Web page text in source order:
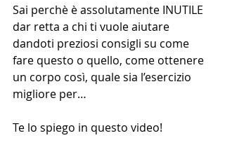
Sai perchè è assolutamente INUTILE
dar retta a chi ti vuole aiutare
dandoti preziosi consigli su come
fare questo o quello, come ottenere
un corpo così, quale sia l’esercizio
migliore per…
Te lo spiego in questo video!